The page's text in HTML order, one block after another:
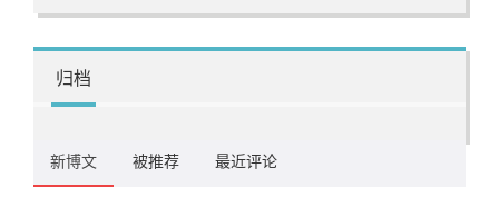
归档
新博文 被推荐 最近评论